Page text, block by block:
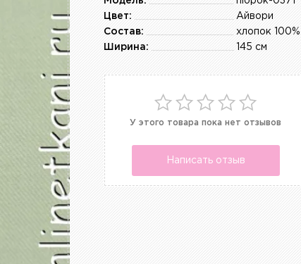
Айвори
Цвет:
хлопок 100%
Состав:
145 см
Ширина:
У этого товара пока нет отзывов
Написать отзыв